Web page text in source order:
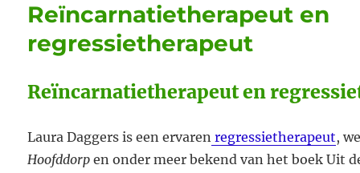
Reïncarnatietherapeut en
regressietherapeut
Reïncarnatietherapeut en
Laura Daggers is een ervaren regressietherapeut,
Hoofddorp en onder meer bekend van het boek Uit